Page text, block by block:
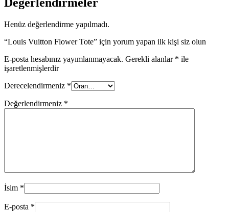
Değerlendirmeler
Henüz değerlendirme yapılmadı.
“Louis Vuitton Flower Tote” için yorum yapan ilk kişi siz olun
E-posta hesabınız yayımlanmayacak. Gerekli alanlar * ile
işaretlenmişlerdir
Derecelendirmeniz *
Değerlendirmeniz *
İsim *
E-posta *